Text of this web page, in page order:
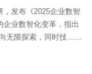
，发布《2025企业数智
企业数智化变革，指出
无限探索，同时技……